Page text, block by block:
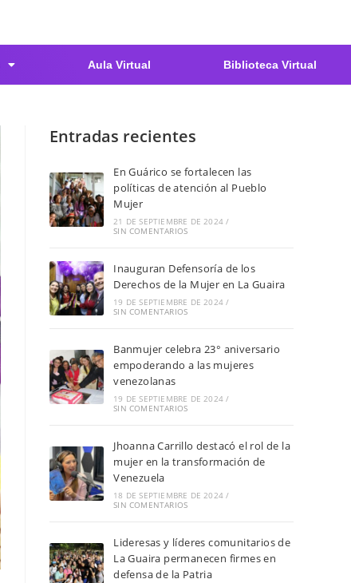
Aula Virtual Biblioteca Virtual
Entradas recientes
En Guárico se fortalecen las
políticas de atención al Pueblo
Mujer
21 DE SEPTIEMBRE DE 2024 /
SIN COMENTARIOS
Inauguran Defensoría de los
Derechos de la Mujer en La Guaira
19 DE SEPTIEMBRE DE 2024 /
SIN COMENTARIOS
Banmujer celebra 23° aniversario
empoderando a las mujeres
venezolanas
19 DE SEPTIEMBRE DE 2024 /
SIN COMENTARIOS
Jhoanna Carrillo destacó el rol de la
mujer en la transformación de
Venezuela
18 DE SEPTIEMBRE DE 2024 /
SIN COMENTARIOS
Lideresas y líderes comunitarios de
La Guaira permanecen firmes en
defensa de la Patria